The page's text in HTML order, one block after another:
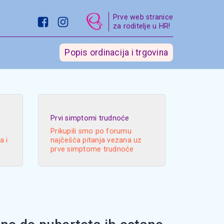
Prve web stranice
za roditelje u HR!
Popis ordinacija i trgovina
i
Prvi simptomi trudnoće
Prikupili smo po forumu
najčešća pitanja vezana uz
prve simptome trudnoće